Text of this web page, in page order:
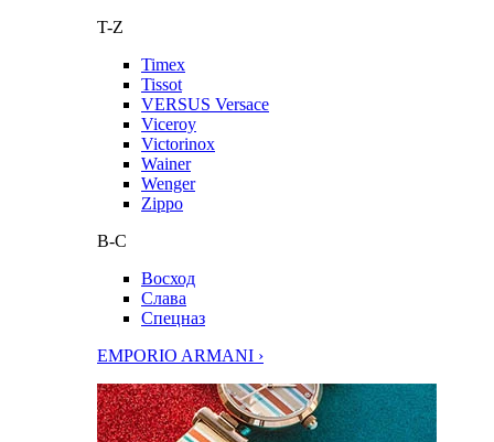
T-Z
Timex
Tissot
VERSUS Versace
Viceroy
Victorinox
Wainer
Wenger
Zippo
В-С
Восход
Слава
Спецназ
EMPORIO ARMANI ›